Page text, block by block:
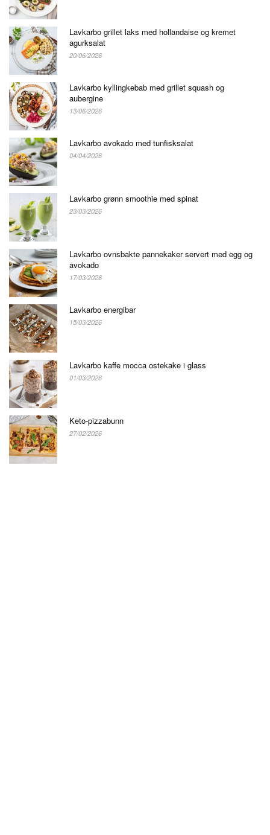
Lavkarbo grillet laks med hollandaise og kremet
agurksalat
20/06/2026
Lavkarbo kyllingkebab med grillet squash og
aubergine
13/06/2026
Lavkarbo avokado med tunfisksalat
04/04/2026
Lavkarbo grønn smoothie med spinat
23/03/2026
Lavkarbo ovnsbakte pannekaker servert med egg og
avokado
17/03/2026
Lavkarbo energibar
15/03/2026
Lavkarbo kaffe mocca ostekake i glass
01/03/2026
Keto-pizzabunn
27/02/2026